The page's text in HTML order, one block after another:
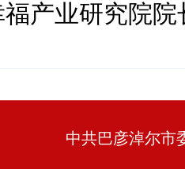
产业研究院
中共巴彦淖尔市